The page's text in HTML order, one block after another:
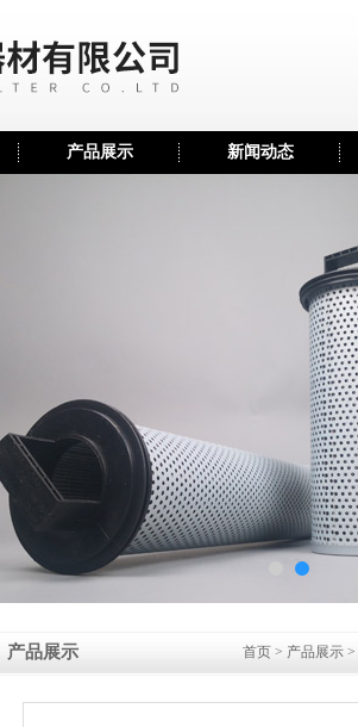
产品展示 新闻动态
产品展示 首页 > 产品展示 >